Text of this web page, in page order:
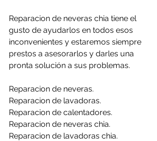
Reparacion de neveras chia tiene el
gusto de ayudarlos en todos esos
inconvenientes y estaremos siempre
prestos a asesorarlos y darles una
pronta solución a sus problemas.
Reparacion de neveras.
Reparacion de lavadoras.
Reparacion de calentadores.
Reparacion de neveras chia.
Reparacion de lavadoras chia.